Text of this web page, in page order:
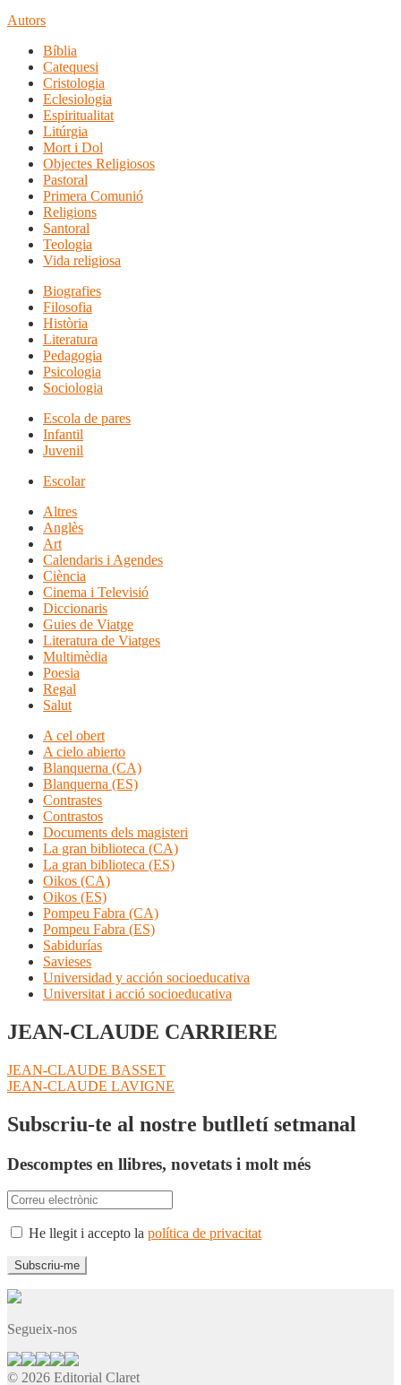
Autors
Bíblia
Catequesi
Cristologia
Eclesiologia
Espiritualitat
Litúrgia
Mort i Dol
Objectes Religiosos
Pastoral
Primera Comunió
Religions
Santoral
Teologia
Vida religiosa
Biografies
Filosofia
Història
Literatura
Pedagogia
Psicologia
Sociologia
Escola de pares
Infantil
Juvenil
Escolar
Altres
Anglès
Art
Calendaris i Agendes
Ciència
Cinema i Televisió
Diccionaris
Guies de Viatge
Literatura de Viatges
Multimèdia
Poesia
Regal
Salut
A cel obert
A cielo abierto
Blanquerna (CA)
Blanquerna (ES)
Contrastes
Contrastos
Documents dels magisteri
La gran biblioteca (CA)
La gran biblioteca (ES)
Oikos (CA)
Oikos (ES)
Pompeu Fabra (CA)
Pompeu Fabra (ES)
Sabidurías
Savieses
Universidad y acción socioeducativa
Universitat i acció socioeducativa
JEAN-CLAUDE CARRIERE
Navegació
d'entrades
Entrada
anterior:
JEAN-CLAUDE BASSET
Pròxima
JEAN-CLAUDE LAVIGNE
Subscriu-te al nostre butlletí setmanal
Descomptes en llibres, novetats i molt més
He llegit i accepto la política de privacitat
Segueix-nos
© 2026 Editorial Claret